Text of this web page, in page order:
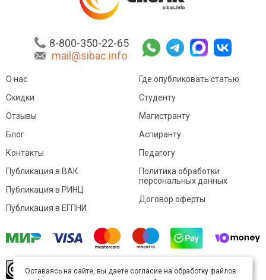
8-800-350-22-65
mail@sibac.info
О нас
Скидки
Отзывы
Блог
Контакты
Где опубликовать статью
Студенту
Магистранту
Аспиранту
Педагогу
Публикация в ВАК
Публикация в РИНЦ
Публикация в ЕГПНИ
Политика обработки
персональных данных
Договор оферты
произведение доступно полицензии Creative
Оставаясь на сайте, вы даете согласие на обработку файлов